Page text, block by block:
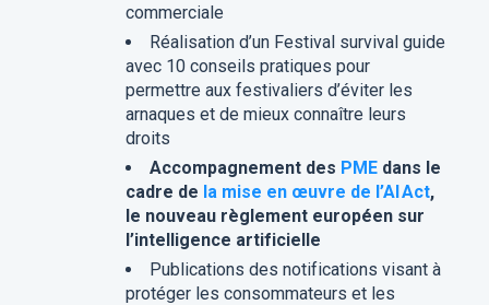
commerciale
Réalisation d’un Festival survival guide
avec 10 conseils pratiques pour
permettre aux festivaliers d’éviter les
arnaques et de mieux connaître leurs
droits
Accompagnement des PMEdans le
cadre de la mise en œuvre de l’AI Act,
le nouveau règlement européen sur
l’intelligence artificielle
Publications des notifications visant à
protéger les consommateurs et les